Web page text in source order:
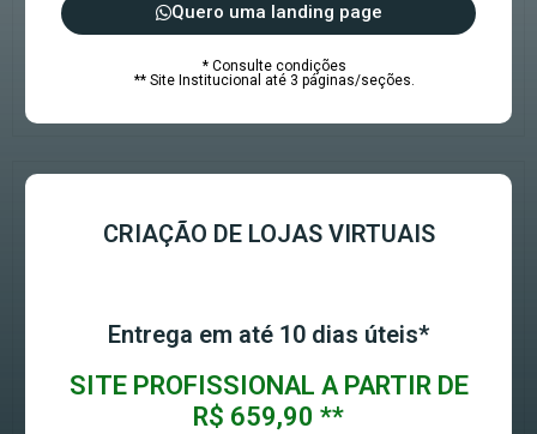
Quero uma landing page
* Consulte condições
** Site Institucional até 3 páginas/seções.
CRIAÇÃO DE LOJAS VIRTUAIS
Entrega em até 10 dias úteis*
SITE PROFISSIONAL A PARTIR DE
R$ 659,90 **